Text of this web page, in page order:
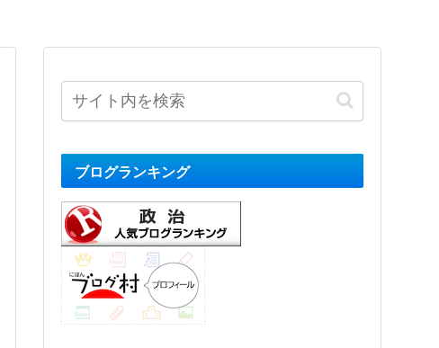
ブログランキング